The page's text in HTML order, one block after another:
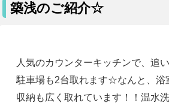
築浅のご紹介☆
人気のカウンターキッチンで、追
駐車場も2台取れます☆なんと、浴
収納も広く取れています！！温水